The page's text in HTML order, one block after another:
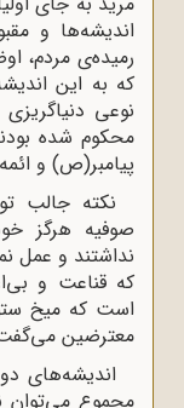
اندیشه‌ها و
رمیده‌ی مردم،
که به این
نوعی
محکوم شده
پیامبر(ص) و
نکته جالب
صوفیه هرگز
نداشتند و عمل
که قناعت و
است که میخ
معترضین
اندیشه‌های
مجموع می‌توان